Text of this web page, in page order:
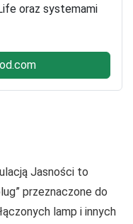
oraz systemami
Jasności to
przeznaczone do
lamp i innych